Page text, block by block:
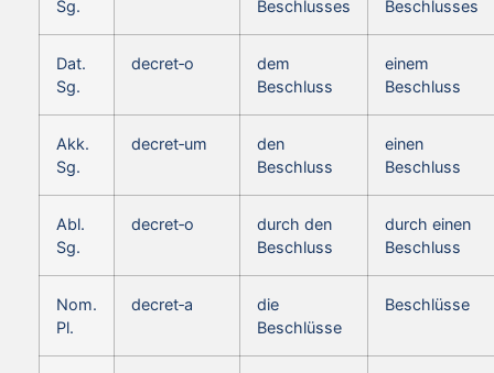
Sg.
Beschlusses
Beschlusses
Dat.
Sg.
decret‑o
dem
Beschluss
einem
Beschluss
Akk.
Sg.
decret‑um
den
Beschluss
einen
Beschluss
Abl.
Sg.
decret‑o
durch den
Beschluss
durch einen
Beschluss
Nom.
Pl.
decret‑a
die
Beschlüsse
Beschlüsse